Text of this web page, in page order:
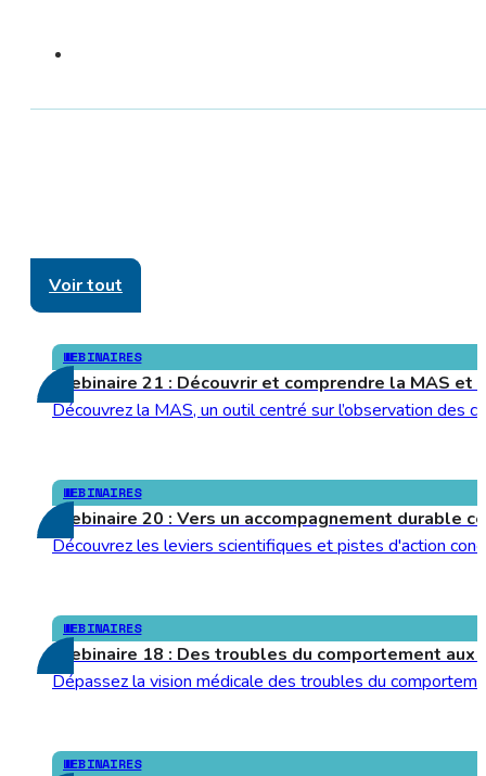
Voir tout
WEBINAIRES
Webinaire 21 : Découvrir et comprendre la MAS
Découvrez la MAS, un outil centré sur l’observation des
WEBINAIRES
Webinaire 20 : Vers un accompagnement durable
Découvrez les leviers scientifiques et pistes d'action
WEBINAIRES
Webinaire 18 : Des troubles du comportement
Dépassez la vision médicale des troubles du
WEBINAIRES